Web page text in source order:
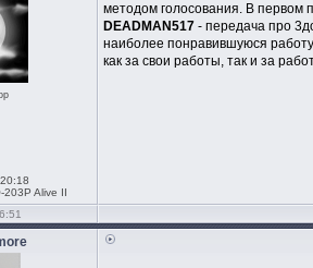
203P Alive II
методом голосования. В первом
DEADMAN517 - передача про
наиболее понравившуюся
как за свои работы, так и за